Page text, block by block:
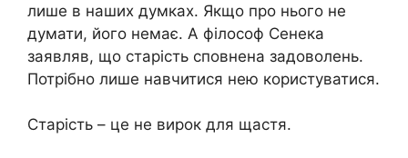
лише в наших думках. Якщо про нього не
думати, його немає. А філософ Сенека
заявляв, що старість сповнена задоволень.
Потрібно лише навчитися нею користуватися.
Старість – це не вирок для щастя.